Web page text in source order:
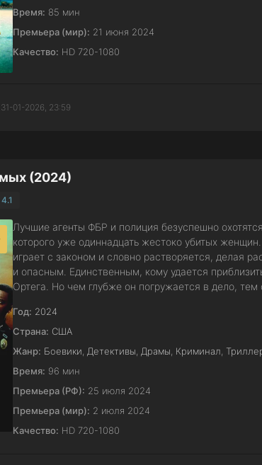
Время: 85 мин
Премьера (мир): 21 июня 2024
Качество: HD 720-1080
31-01-2026, 23:59
(2024)
Лучшие агенты ФБР и полиция безуспешно
которого уже одиннадцать жестоко убитых
играет с законом и словно растворяется, делая
и опасным. Единственным, кому удается
Ортега. Но чем глубже он погружается в дело, тем
Год: 2024
Страна: США
Жанр: Боевики, Детективы, Драмы, Криминал,
Время: 96 мин
Премьера (РФ): 25 июля 2024
Премьера (мир): 2 июля 2024
Качество: HD 720-1080